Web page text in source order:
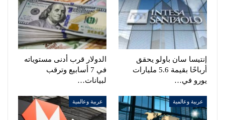
إنتيسا سان باولو يحقق
أرباحًا بقيمة 5.6 مليارات
يورو في…
الدولار قرب أدنى مستوياته
في 7 أسابيع وترقب
لبيانات…
عربية وعالمية عربية وعالمية